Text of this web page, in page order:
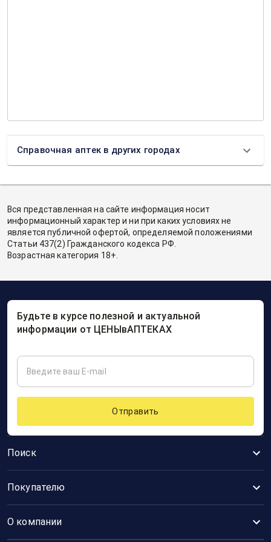
Справочная аптек в других городах
Вся представленная на сайте информация носит
информационный характер и ни при каких условиях не
является публичной офертой, определяемой положениями
Статьи 437(2) Гражданского кодекса РФ.
Возрастная категория 18+.
Поиск
Покупателю
О компании
Будьте в курсе полезной и актуальной
информации от ЦЕНЫвАПТЕКАХ
Отправить